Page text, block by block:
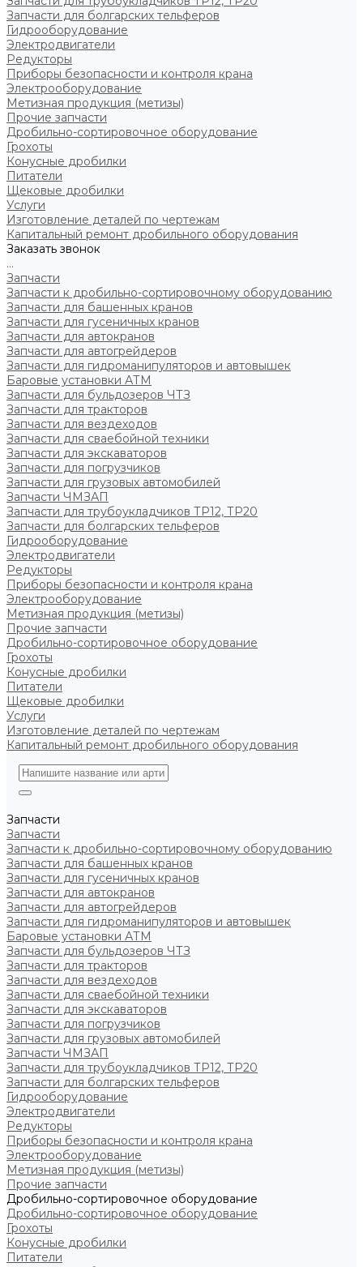
Запчасти для болгарских тельферов
Гидрооборудование
Электродвигатели
Редукторы
Приборы безопасности и контроля крана
Электрооборудование
Метизная продукция (метизы)
Прочие запчасти
Дробильно-сортировочное оборудование
Грохоты
Конусные дробилки
Питатели
Щековые дробилки
Услуги
Изготовление деталей по чертежам
Капитальный ремонт дробильного оборудования
Заказать звонок
...
Запчасти
Запчасти к дробильно-сортировочному оборудованию
Запчасти для башенных кранов
Запчасти для гусеничных кранов
Запчасти для автокранов
Запчасти для автогрейдеров
Запчасти для гидроманипуляторов и автовышек
Баровые установки АТМ
Запчасти для бульдозеров ЧТЗ
Запчасти для тракторов
Запчасти для вездеходов
Запчасти для сваебойной техники
Запчасти для экскаваторов
Запчасти для погрузчиков
Запчасти для грузовых автомобилей
Запчасти ЧМЗАП
Запчасти для трубоукладчиков ТР12, ТР20
Запчасти для болгарских тельферов
Гидрооборудование
Электродвигатели
Редукторы
Приборы безопасности и контроля крана
Электрооборудование
Метизная продукция (метизы)
Прочие запчасти
Дробильно-сортировочное оборудование
Грохоты
Конусные дробилки
Питатели
Щековые дробилки
Услуги
Изготовление деталей по чертежам
Капитальный ремонт дробильного оборудования
Запчасти
Запчасти
Запчасти к дробильно-сортировочному оборудованию
Запчасти для башенных кранов
Запчасти для гусеничных кранов
Запчасти для автокранов
Запчасти для автогрейдеров
Запчасти для гидроманипуляторов и автовышек
Баровые установки АТМ
Запчасти для бульдозеров ЧТЗ
Запчасти для тракторов
Запчасти для вездеходов
Запчасти для сваебойной техники
Запчасти для экскаваторов
Запчасти для погрузчиков
Запчасти для грузовых автомобилей
Запчасти ЧМЗАП
Запчасти для трубоукладчиков ТР12, ТР20
Запчасти для болгарских тельферов
Гидрооборудование
Электродвигатели
Редукторы
Приборы безопасности и контроля крана
Электрооборудование
Метизная продукция (метизы)
Прочие запчасти
Дробильно-сортировочное оборудование
Дробильно-сортировочное оборудование
Грохоты
Конусные дробилки
Питатели